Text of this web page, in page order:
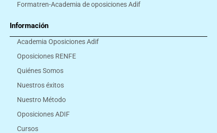
Formatren-Academia de oposiciones Adif
Información
Academia Oposiciones Adif
Oposiciones RENFE
Quiénes Somos
Nuestros éxitos
Nuestro Método
Oposiciones ADIF
Cursos